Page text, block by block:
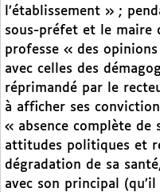
l’établissement » ;
sous-préfet et le maire
professe « des
avec celles des
réprimandé par le
à afficher ses
« absence complète
attitudes politiques et
dégradation de sa
avec son principal